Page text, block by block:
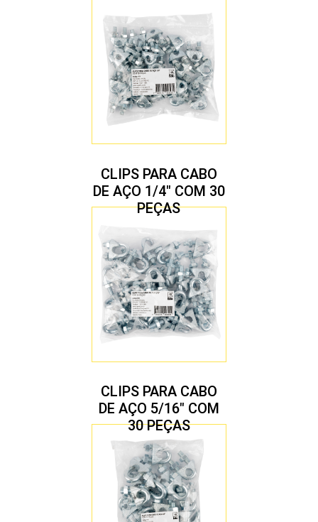
CLIPS PARA CABO
DE AÇO 1/4″ COM 30
PEÇAS
CLIPS PARA CABO
DE AÇO 5/16″ COM
30 PEÇAS